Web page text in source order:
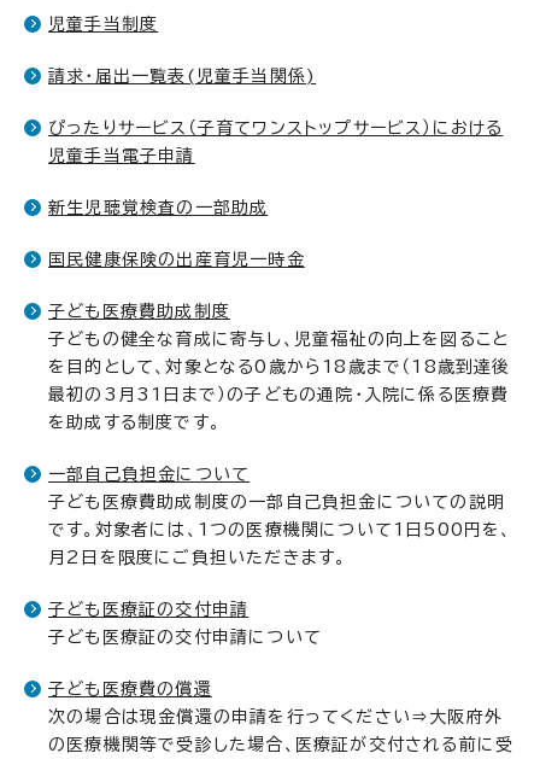
児童手当制度
請求・届出一覧表(児童手当関係)
ぴったりサービス（子育てワンストップサービス）における
児童手当電子申請
新生児聴覚検査の一部助成
国民健康保険の出産育児一時金
子ども医療費助成制度
子どもの健全な育成に寄与し、児童福祉の向上を図ること
を目的として、対象となる0歳から18歳まで（18歳到達後
最初の3月31日まで）の子どもの通院・入院に係る医療費
を助成する制度です。
一部自己負担金について
子ども医療費助成制度の一部自己負担金についての説明
です。対象者には、1つの医療機関について1日500円を、
月2日を限度にご負担いただきます。
子ども医療証の交付申請
子ども医療証の交付申請について
子ども医療費の償還
次の場合は現金償還の申請を行ってください⇒大阪府外
の医療機関等で受診した場合、医療証が交付される前に受